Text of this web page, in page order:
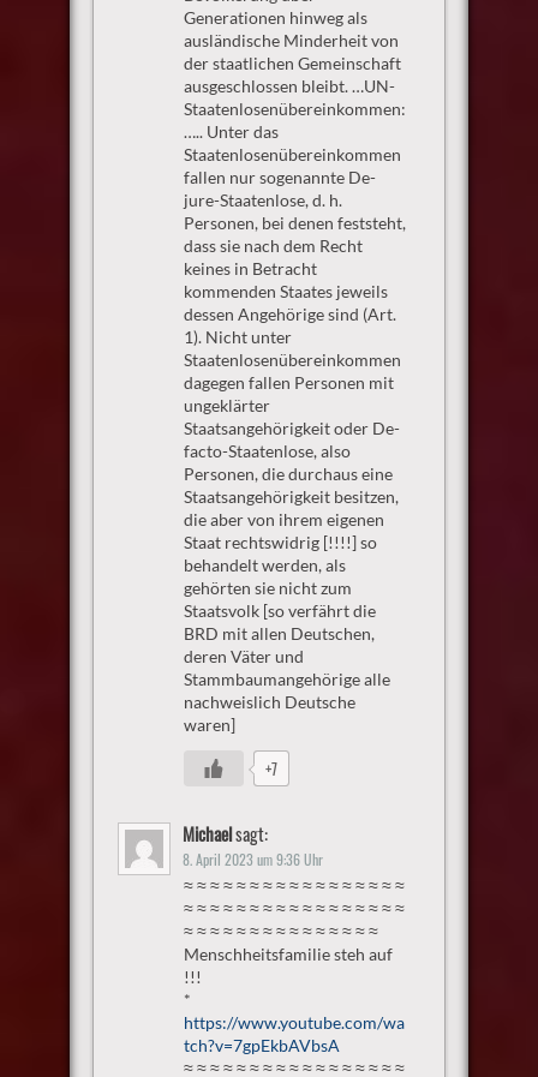
Generationen hinweg als
ausländische Minderheit von
der staatlichen Gemeinschaft
ausgeschlossen bleibt. …UN-
Staatenlosenübereinkommen:
….. Unter das
Staatenlosenübereinkommen
fallen nur sogenannte De-
jure-Staatenlose, d. h.
Personen, bei denen feststeht,
dass sie nach dem Recht
keines in Betracht
kommenden Staates jeweils
dessen Angehörige sind (Art.
1). Nicht unter
Staatenlosenübereinkommen
dagegen fallen Personen mit
ungeklärter
Staatsangehörigkeit oder De-
facto-Staatenlose, also
Personen, die durchaus eine
Staatsangehörigkeit besitzen,
die aber von ihrem eigenen
Staat rechtswidrig [!!!!] so
behandelt werden, als
gehörten sie nicht zum
Staatsvolk [so verfährt die
BRD mit allen Deutschen,
deren Väter und
Stammbaumangehörige alle
nachweislich Deutsche
waren]
+7
Michaelsagt:
8. April 2023 um 9:36 Uhr
≈ ≈ ≈ ≈ ≈ ≈ ≈ ≈ ≈ ≈ ≈ ≈ ≈ ≈ ≈ ≈ ≈
≈ ≈ ≈ ≈ ≈ ≈ ≈ ≈ ≈ ≈ ≈ ≈ ≈ ≈ ≈ ≈ ≈
≈ ≈ ≈ ≈ ≈ ≈ ≈ ≈ ≈ ≈ ≈ ≈ ≈ ≈ ≈
Menschheitsfamilie steh auf
!!!
*
https://www.youtube.com/wa
tch?v=7gpEkbAVbsA
≈ ≈ ≈ ≈ ≈ ≈ ≈ ≈ ≈ ≈ ≈ ≈ ≈ ≈ ≈ ≈ ≈